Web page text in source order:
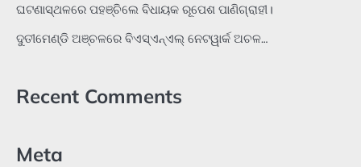
ଘଟଣାସ୍ଥଳରେ ପହଞ୍ଚିଲେ ବିଧାୟକ ରୂପେଶ ପାଣିଗ୍ରାହୀ।
ଦୁତୀମେଣ୍ଡି ଅଞ୍ଚଳରେ ବିଏସ୍‌ଏନ୍‌ଏଲ୍‌ ନେଟୱାର୍କ ଅଚଳ…
Recent Comments
Meta